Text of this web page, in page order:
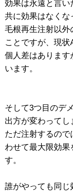
効果は永遠と言い
共に効果はなくな
毛根再生注射以外
ことですが、現状
個人差はあります
います。
そして3つ目のデ
出方が変わってし
ただ注射するの
わせて最大限効果
す。
誰がやっても同じ